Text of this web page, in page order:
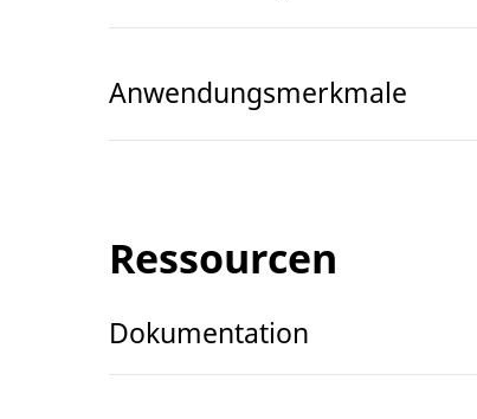
Anwendungsmerkmale
Ressourcen
Dokumentation